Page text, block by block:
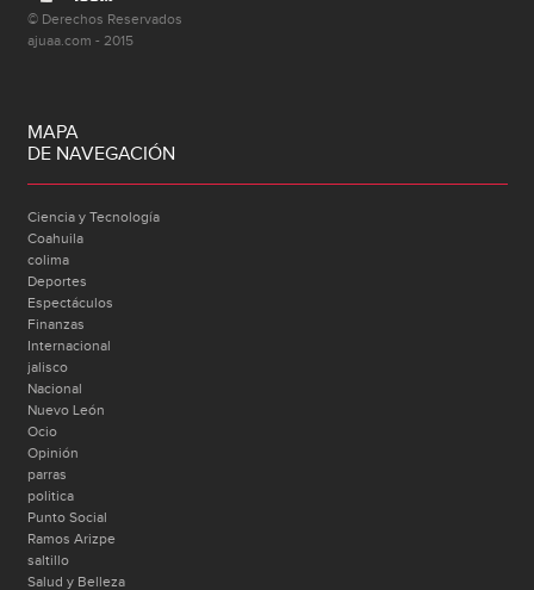
© Derechos Reservados
ajuaa.com - 2015
MAPA
DE NAVEGACIÓN
Ciencia y Tecnología
Coahuila
colima
Deportes
Espectáculos
Finanzas
Internacional
jalisco
Nacional
Nuevo León
Ocio
Opinión
parras
politica
Punto Social
Ramos Arizpe
saltillo
Salud y Belleza